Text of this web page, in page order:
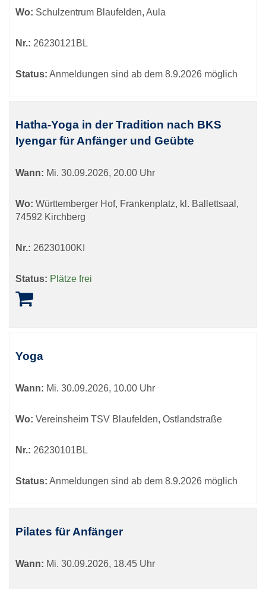
Wo: Schulzentrum Blaufelden, Aula
Nr.: 26230121BL
Status: Anmeldungen sind ab dem 8.9.2026 möglich
Hatha-Yoga in der Tradition nach BKS
Iyengar für Anfänger und Geübte
Wann: Mi. 30.09.2026, 20.00 Uhr
Wo: Württemberger Hof, Frankenplatz, kl. Ballettsaal,
74592 Kirchberg
Nr.: 26230100KI
Status: Plätze frei
Yoga
Wann: Mi. 30.09.2026, 10.00 Uhr
Wo: Vereinsheim TSV Blaufelden, Ostlandstraße
Nr.: 26230101BL
Status: Anmeldungen sind ab dem 8.9.2026 möglich
Pilates für Anfänger
Wann: Mi. 30.09.2026, 18.45 Uhr